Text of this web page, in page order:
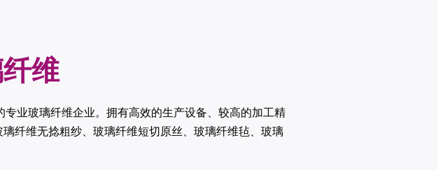
维
业玻璃纤维企业。拥有高效的生产设备、较高的加工精
纤维无捻粗纱、玻璃纤维短切原丝、玻璃纤维毡、玻璃